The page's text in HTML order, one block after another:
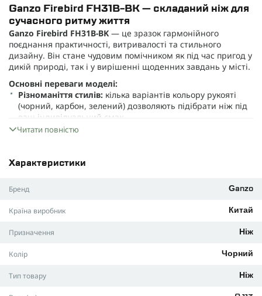
Ganzo Firebird FH31B-BK — складаний ніж для
сучасного ритму життя
Ganzo Firebird FH31B-BK — це зразок гармонійного
поєднання практичності, витривалості та стильного
дизайну. Він стане чудовим помічником як під час пригод у
дикій природі, так і у вирішенні щоденних завдань у місті.
Основні переваги моделі:
Різноманіття стилів: кілька варіантів кольору рукояті
(чорний, карбон, зелений) дозволяють підібрати ніж під
ваш індивідуальний смак.
Клинок зі сталі D2:
точний зріз, що ідеально підходить як для тонкої роботи,
так і для складних завдань на природі.
Надійна рукоятка з G10:
речовин. Ергономічний дизайн сприяє впевненому хвату
фіксацію леза, завдяки чому користування ножем стає
Читати повністю
Характеристики
Бренд Ganzo
Країна виробник Китай
Призначення Ніж
Колір Чорний
Тип товару Ніж